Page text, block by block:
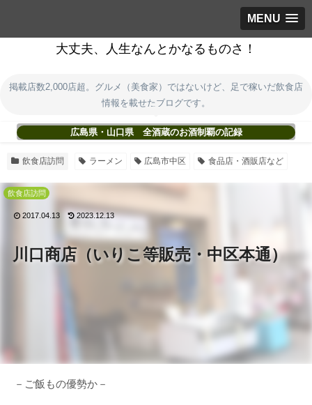
MENU
大丈夫、人生なんとかなるものさ！
掲載店数2,000店超。グルメ（美食家）ではないけど、足で稼いだ飲食店
情報を載せたブログです。
広島県・山口県 全酒蔵のお酒制覇の記録
飲食店訪問 ラーメン 広島市中区 食品店・酒販店など
川口商店（いりこ等販売・中区本通）
飲食店訪問
2017.04.13 2023.12.13
－ご飯もの優勢か－